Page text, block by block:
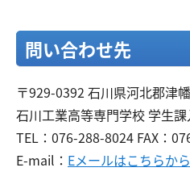
問い合わせ先
〒929-0392 石川県河北郡津
石川工業高等専門学校 学生
TEL：076-288-8024 FAX：
E-mail： Eメールはこちらから